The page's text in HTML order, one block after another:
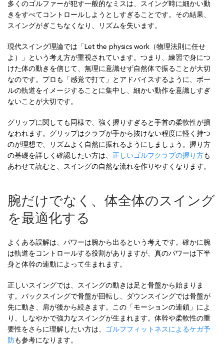
多くのゴルファーが犯す一般的なミスは、スイング時に細かい動
きをすべてコントロールしようとしすぎることです。その結果、
スイングがぎこちなくなり、リズムを失います。
現代スイング理論では「Let the physics work（物理法則に任せ
よ）」という考え方が重視されています。つまり、練習で身につ
けた体の動きを信じて、無理に意識せず自然体で振ることが大切
なのです。プロも「感覚で打て」とアドバイスするように、ボー
ルの軌道をイメージすることに集中し、細かい動作を意識しすぎ
ないことが大切です。
グリップに関しても同様で、強く握りすぎると手首の柔軟性が損
なわれます。グリップはクラブが手から抜けない程度に軽く持つ
のが理想で、リズムよく自然に振れるようにしましょう。握り方
の基礎を詳しく確認したい方は、
正しいゴルフクラブの握り方も
あわせて読むと、スイングの自然な流れを作りやすくなります。
腕だけでなく、体全体のスイング
を最適化する
よくある誤解は、パワーは腕から出るという考えです。確かに腕
は軌道をコントロールする役割がありますが、真のパワーは下半
身と体幹の連動によって生まれます。
正しいスイングでは、スイングの動きは足と骨盤から始まりま
す。バックスイングで骨盤が回転し、ダウンスイングでは骨盤が
先に動き、肩が後から続きます。この「モーションの連鎖」によ
り、しなやかで強力なスイングが生まれます。体幹や柔軟性の重
要性をさらに理解したい方は、 ゴルフフィットネスによるケガ予
防も参考になります。